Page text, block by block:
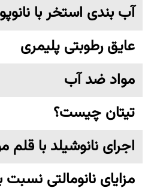
آب بندی استخر با
عایق رطوبتی پلیمری
مواد ضد آب
تیتان چیست؟
اجرای نانوشیلد با قلم
مزایای نانومالتی نسبت